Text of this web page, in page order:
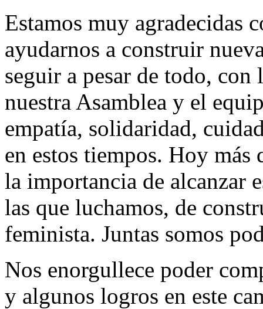
Estamos muy agradecidas
ayudarnos a construir
seguir a pesar de todo,
nuestra Asamblea y el
empatía, solidaridad,
en estos tiempos. Hoy más
la importancia de alcanzar
las que luchamos, de
feminista. Juntas somos
Nos enorgullece poder
y algunos logros en este